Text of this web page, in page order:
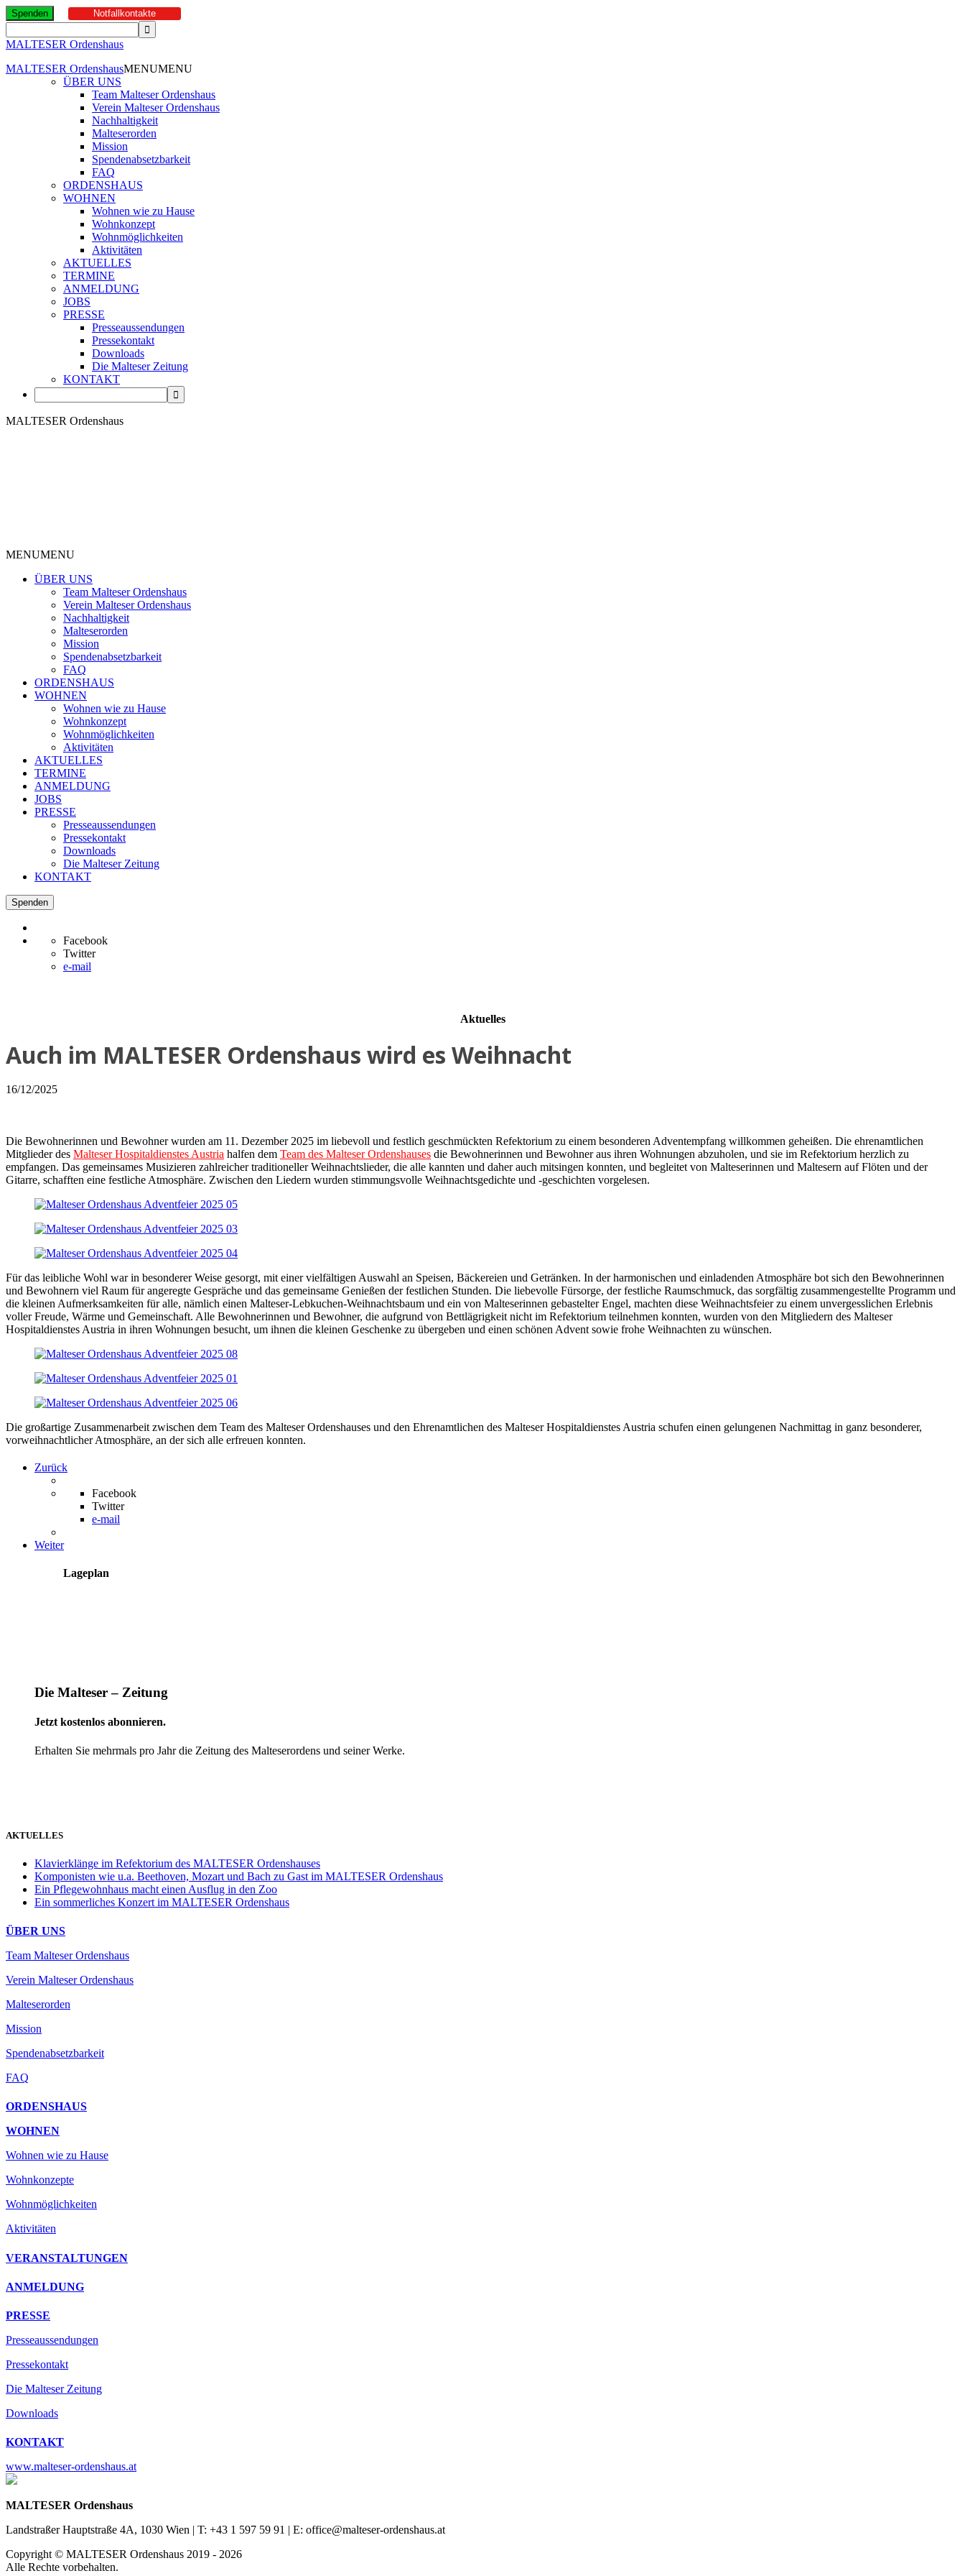
Spenden Notfallkontakte
MALTESER Ordenshaus
MALTESER OrdenshausMENUMENU
ÜBER UNS
Team Malteser Ordenshaus
Verein Malteser Ordenshaus
Nachhaltigkeit
Malteserorden
Mission
Spendenabsetzbarkeit
FAQ
ORDENSHAUS
WOHNEN
Wohnen wie zu Hause
Wohnkonzept
Wohnmöglichkeiten
Aktivitäten
AKTUELLES
TERMINE
ANMELDUNG
JOBS
PRESSE
Presseaussendungen
Pressekontakt
Downloads
Die Malteser Zeitung
KONTAKT
MALTESER Ordenshaus
MENUMENU
ÜBER UNS
Team Malteser Ordenshaus
Verein Malteser Ordenshaus
Nachhaltigkeit
Malteserorden
Mission
Spendenabsetzbarkeit
FAQ
ORDENSHAUS
WOHNEN
Wohnen wie zu Hause
Wohnkonzept
Wohnmöglichkeiten
Aktivitäten
AKTUELLES
TERMINE
ANMELDUNG
JOBS
PRESSE
Presseaussendungen
Pressekontakt
Downloads
Die Malteser Zeitung
KONTAKT
Spenden
Facebook
Twitter
e-mail
Aktuelles
Auch im MALTESER Ordenshaus wird es Weihnacht
16/12/2025
Die Bewohnerinnen und Bewohner wurden am 11. Dezember 2025 im liebevoll und festlich geschmückten Refektorium zu einem besonderen Adventempfang willkommen geheißen. Die ehrenamtlichen
Mitglieder des Malteser Hospitaldienstes Austria halfen dem Team des Malteser Ordenshauses die Bewohnerinnen und Bewohner aus ihren Wohnungen abzuholen, und sie im Refektorium herzlich zu
empfangen. Das gemeinsames Musizieren zahlreicher traditioneller Weihnachtslieder, die alle kannten und daher auch mitsingen konnten, und begleitet von Malteserinnen und Maltesern auf Flöten und der
Gitarre, schafften eine festliche Atmosphäre. Zwischen den Liedern wurden stimmungsvolle Weihnachtsgedichte und -geschichten vorgelesen.
Für das leibliche Wohl war in besonderer Weise gesorgt, mit einer vielfältigen Auswahl an Speisen, Bäckereien und Getränken. In der harmonischen und einladenden Atmosphäre bot sich den Bewohnerinnen
und Bewohnern viel Raum für angeregte Gespräche und das gemeinsame Genießen der festlichen Stunden. Die liebevolle Fürsorge, der festliche Raumschmuck, das sorgfältig zusammengestellte Programm und
die kleinen Aufmerksamkeiten für alle, nämlich einen Malteser-Lebkuchen-Weihnachtsbaum und ein von Malteserinnen gebastelter Engel, machten diese Weihnachtsfeier zu einem unvergesslichen Erlebnis
voller Freude, Wärme und Gemeinschaft. Alle Bewohnerinnen und Bewohner, die aufgrund von Bettlägrigkeit nicht im Refektorium teilnehmen konnten, wurden von den Mitgliedern des Malteser
Hospitaldienstes Austria in ihren Wohnungen besucht, um ihnen die kleinen Geschenke zu übergeben und einen schönen Advent sowie frohe Weihnachten zu wünschen.
Die großartige Zusammenarbeit zwischen dem Team des Malteser Ordenshauses und den Ehrenamtlichen des Malteser Hospitaldienstes Austria schufen einen gelungenen Nachmittag in ganz besonderer,
vorweihnachtlicher Atmosphäre, an der sich alle erfreuen konnten.
Zurück
Facebook
Twitter
e-mail
Weiter
Lageplan
Die Malteser – Zeitung
Jetzt kostenlos abonnieren.
Erhalten Sie mehrmals pro Jahr die Zeitung des Malteserordens und seiner Werke.
AKTUELLES
Klavierklänge im Refektorium des MALTESER Ordenshauses
Komponisten wie u.a. Beethoven, Mozart und Bach zu Gast im MALTESER Ordenshaus
Ein Pflegewohnhaus macht einen Ausflug in den Zoo
Ein sommerliches Konzert im MALTESER Ordenshaus
ÜBER UNS
Team Malteser Ordenshaus
Verein Malteser Ordenshaus
Malteserorden
Mission
Spendenabsetzbarkeit
FAQ
ORDENSHAUS
WOHNEN
Wohnen wie zu Hause
Wohnkonzepte
Wohnmöglichkeiten
Aktivitäten
VERANSTALTUNGEN
ANMELDUNG
PRESSE
Presseaussendungen
Pressekontakt
Die Malteser Zeitung
Downloads
KONTAKT
www.malteser-ordenshaus.at
MALTESER Ordenshaus
Landstraßer Hauptstraße 4A, 1030 Wien | T: +43 1 597 59 91 | E: office@malteser-ordenshaus.at
Copyright © MALTESER Ordenshaus 2019 - 2026
Alle Rechte vorbehalten.